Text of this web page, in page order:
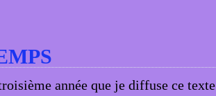
année que je diffuse ce texte